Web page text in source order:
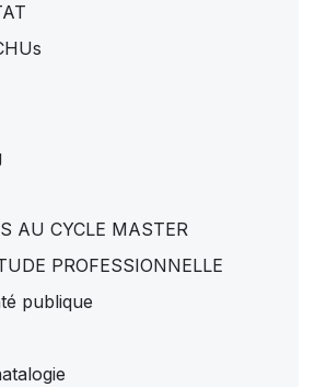
AU CYCLE MASTER
PROFESSIONNELLE
publique